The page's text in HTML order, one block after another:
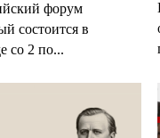
форум
состоится в
со 2 по...